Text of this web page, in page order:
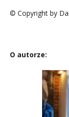
© Copyright by
O autorze: